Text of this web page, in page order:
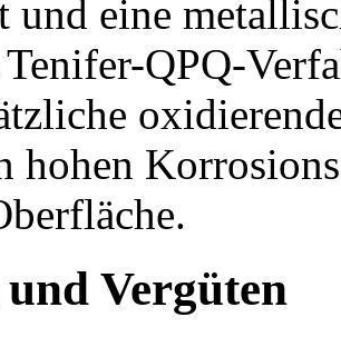
und eine
QPQ-
hohen
Vergüten